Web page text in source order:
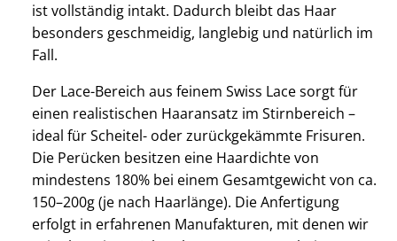
ist vollständig intakt. Dadurch bleibt das Haar
besonders geschmeidig, langlebig und natürlich im
Fall.
Der Lace-Bereich aus feinem Swiss Lace sorgt für
einen realistischen Haaransatz im Stirnbereich –
ideal für Scheitel- oder zurückgekämmte Frisuren.
Die Perücken besitzen eine Haardichte von
mindestens 180% bei einem Gesamtgewicht von ca.
150–200g (je nach Haarlänge). Die Anfertigung
erfolgt in erfahrenen Manufakturen, mit denen wir